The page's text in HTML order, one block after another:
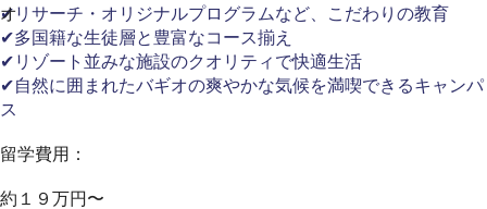
オ
✔リサーチ・オリジナルプログラムなど、こだわりの教育
✔多国籍な生徒層と豊富なコース揃え
✔リゾート並みな施設のクオリティで快適生活
✔自然に囲まれたバギオの爽やかな気候を満喫できるキャンパ
ス
留学費用：
約１９万円〜